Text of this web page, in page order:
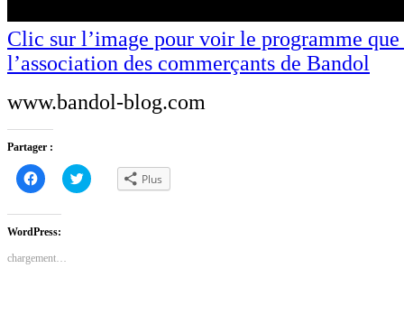
Clic sur l’image pour voir le programme que
l’association des commerçants de Bandol
www.bandol-blog.com
Partager :
Cliquez
pour
partager
Facebook(ouvre
dans
une
fenêtre)
Cliquez
pour Plus
WordPress:
chargement…